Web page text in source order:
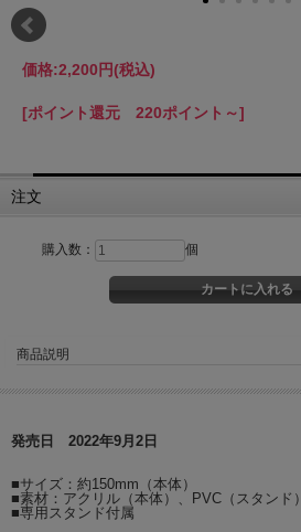
価格:2,200円(税込)
[ポイント還元 220ポイント～]
注文
購入数： 個
商品説明
発売日 2022年9月2日
■サイズ：約150mm（本体）
■素材：アクリル（本体）、PVC（スタンド）
■専用スタンド付属